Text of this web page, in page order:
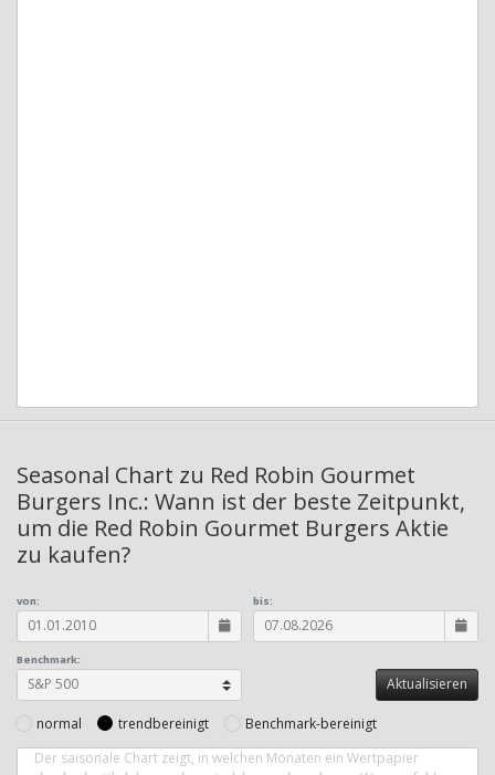
Seasonal Chart zu Red Robin Gourmet
Burgers Inc.: Wann ist der beste Zeitpunkt,
um die Red Robin Gourmet Burgers Aktie
zu kaufen?
Benchmark:
von: bis:
normal trendbereinigt
Benchmark-bereinigt
Der saisonale Chart zeigt, in welchen Monaten ein Wertpapier